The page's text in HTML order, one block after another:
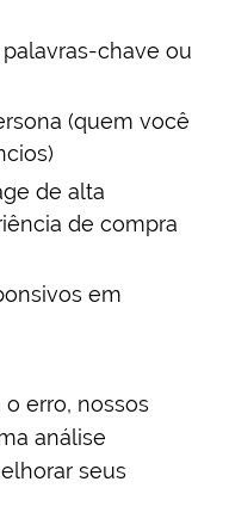
chave ou
(quem você
de alta
de compra
em
erro, nossos
análise
seus